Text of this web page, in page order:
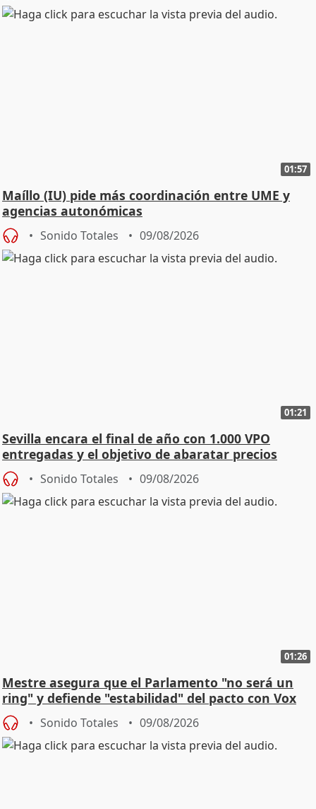
01:57
Maíllo (IU) pide más coordinación entre UME y
agencias autonómicas
Sonido Totales 09/08/2026
01:21
Sevilla encara el final de año con 1.000 VPO
entregadas y el objetivo de abaratar precios
Sonido Totales 09/08/2026
01:26
Mestre asegura que el Parlamento "no será un
ring" y defiende "estabilidad" del pacto con Vox
Sonido Totales 09/08/2026